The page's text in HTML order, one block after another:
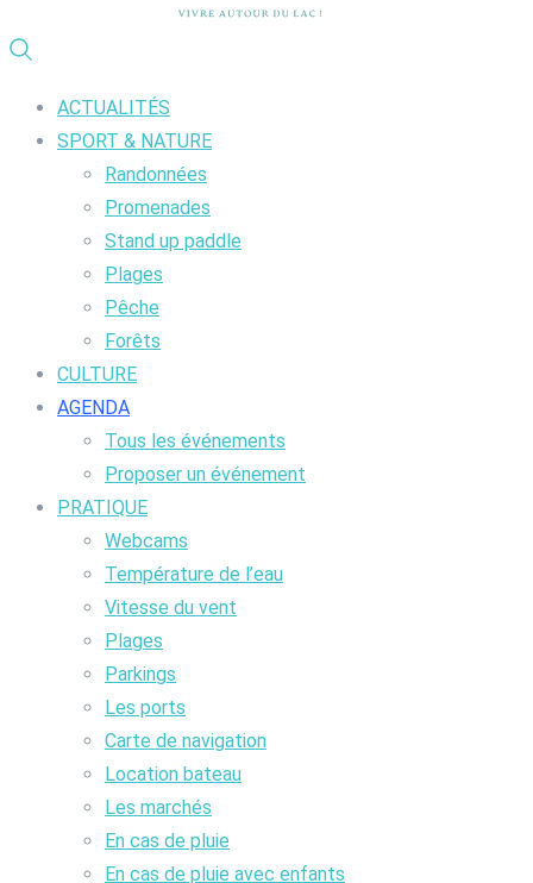
ACTUALITÉS
SPORT & NATURE
Randonnées
Promenades
Stand up paddle
Plages
Pêche
Forêts
CULTURE
AGENDA
Tous les événements
Proposer un événement
PRATIQUE
Webcams
Température de l’eau
Vitesse du vent
Plages
Parkings
Les ports
Carte de navigation
Location bateau
Les marchés
En cas de pluie
En cas de pluie avec enfants